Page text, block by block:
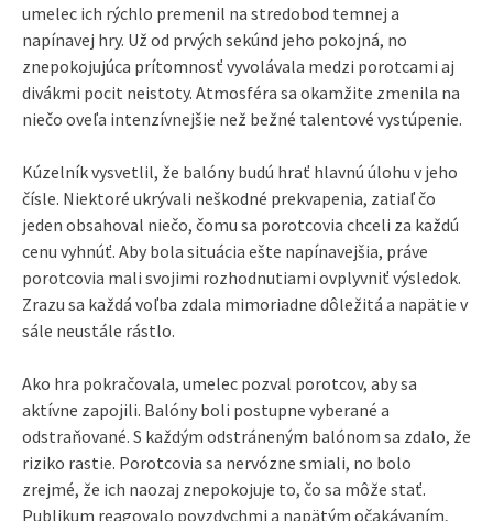
umelec ich rýchlo premenil na stredobod temnej a
napínavej hry. Už od prvých sekúnd jeho pokojná, no
znepokojujúca prítomnosť vyvolávala medzi porotcami aj
divákmi pocit neistoty. Atmosféra sa okamžite zmenila na
niečo oveľa intenzívnejšie než bežné talentové vystúpenie.
Kúzelník vysvetlil, že balóny budú hrať hlavnú úlohu v jeho
čísle. Niektoré ukrývali neškodné prekvapenia, zatiaľ čo
jeden obsahoval niečo, čomu sa porotcovia chceli za každú
cenu vyhnúť. Aby bola situácia ešte napínavejšia, práve
porotcovia mali svojimi rozhodnutiami ovplyvniť výsledok.
Zrazu sa každá voľba zdala mimoriadne dôležitá a napätie v
sále neustále rástlo.
Ako hra pokračovala, umelec pozval porotcov, aby sa
aktívne zapojili. Balóny boli postupne vyberané a
odstraňované. S každým odstráneným balónom sa zdalo, že
riziko rastie. Porotcovia sa nervózne smiali, no bolo
zrejmé, že ich naozaj znepokojuje to, čo sa môže stať.
Publikum reagovalo povzdychmi a napätým očakávaním,